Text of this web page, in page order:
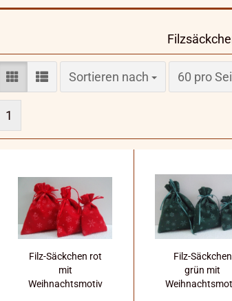
Sortieren nach
Sortieren nach 60 pro
pro Seite
1
Filz-Säckchen rot
mit
Weihnachtsmotiv
Filz-Säckchen
grün mit